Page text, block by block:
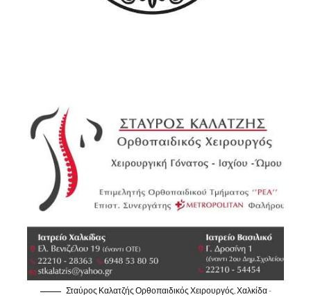
Σταύρος Καλατζής Ορθοπαιδικός Χειρουργός, Χαλκίδα -